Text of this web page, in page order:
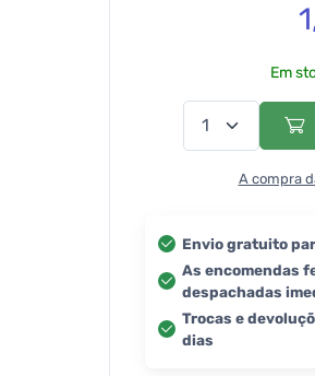
Em
A compra
Envio gratuito
As encomendas
despachadas
Trocas e
dias